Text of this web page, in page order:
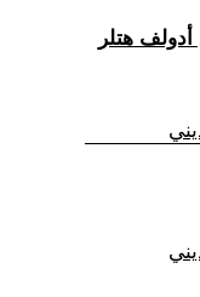
أدولف هتلر